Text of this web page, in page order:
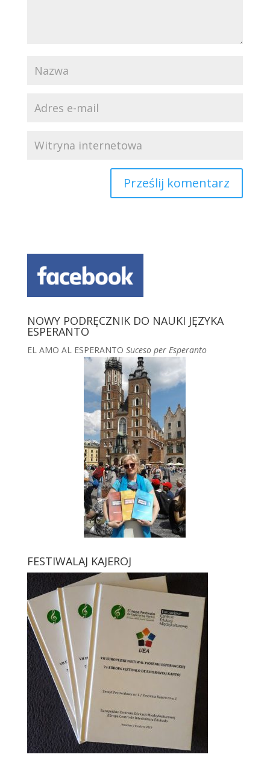
NOWY PODRĘCZNIK DO NAUKI JĘZYKA
ESPERANTO
EL AMO AL ESPERANTO Suceso per Esperanto
FESTIWALAJ KAJEROJ